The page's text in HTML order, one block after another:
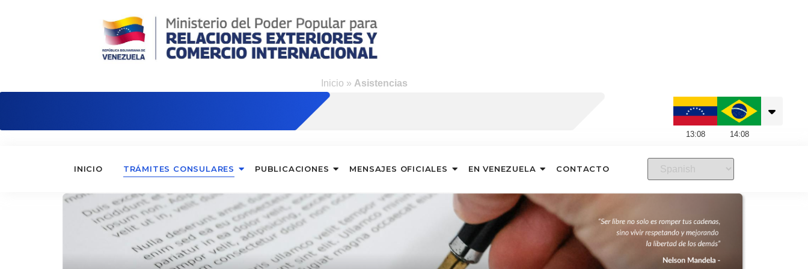
Inicio » Asistencias
13:08 14:08
INICIO TRÁMITES CONSULARES PUBLICACIONES MENSAJES OFICIALES EN VENEZUELA CONTACTO